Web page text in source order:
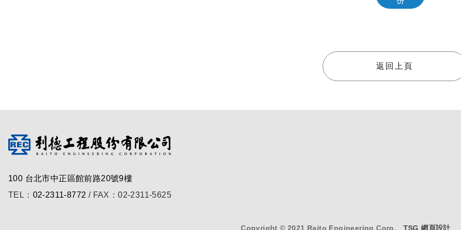
返回上頁
100 台北市中正區館前路20號9樓
TEL： 02-2311-8772 / FAX：02-2311-5625
Copyright © 2021 Raito Engineering Corp. TSG 網頁設計